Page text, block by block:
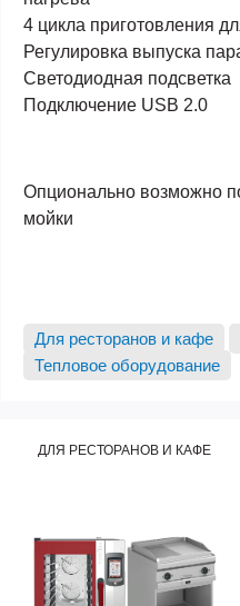
4 цикла приготовления
Регулировка выпуска
Светодиодная подсветка
Подключение USB 2.0
Опционально возможно
мойки
Для ресторанов и кафе
Тепловое оборудование
ДЛЯ РЕСТОРАНОВ И КАФЕ